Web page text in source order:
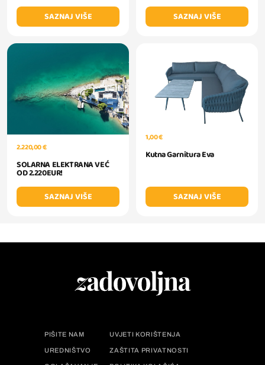
SAZNAJ VIŠE
SAZNAJ VIŠE
2.220,00 €
SOLARNA ELEKTRANA VEĆ
OD 2.220EUR!
SAZNAJ VIŠE
1,00 €
Kutna Garnitura Eva
SAZNAJ VIŠE
PIŠITE NAM UVJETI KORIŠTENJA
UREDNIŠTVO ZAŠTITA PRIVATNOSTI